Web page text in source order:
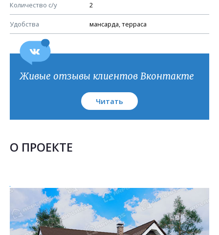
Количество с/у 2
Удобства мансарда, терраса
План кровли
Живые отзывы клиентов Вконтакте
Читать
О ПРОЕКТЕ